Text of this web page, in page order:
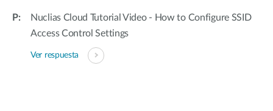
Nuclias Cloud Tutorial Video - How to Configure SSID
Access Control Settings
Ver respuesta